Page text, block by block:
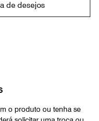
de desejos
o produto ou tenha se